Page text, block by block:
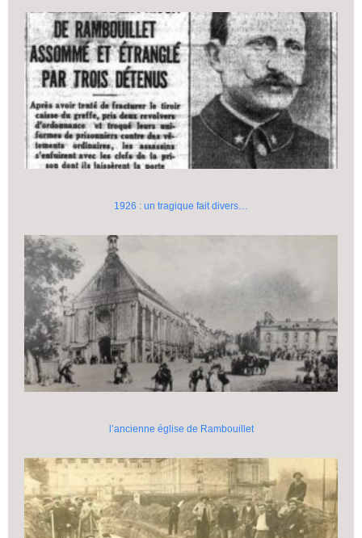
1926 : un tragique fait divers…
l’ancienne église de Rambouillet